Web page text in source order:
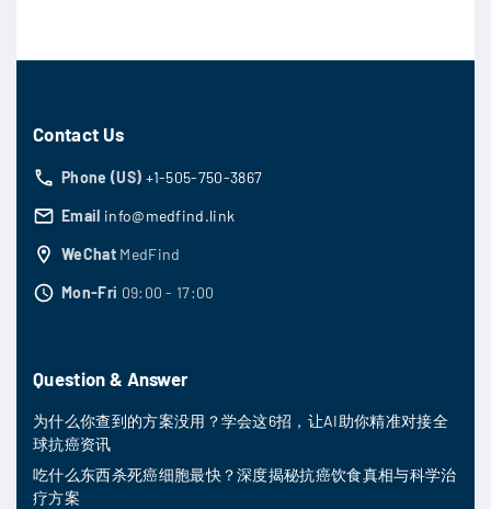
Contact Us
Phone (US) +1-505-750-3867
Email info@medfind.link
WeChat MedFind
Mon-Fri 09:00 - 17:00
Question & Answer
为什么你查到的方案没用？学会这6招，让AI助你精准对接全
球抗癌资讯
吃什么东西杀死癌细胞最快？深度揭秘抗癌饮食真相与科学治
疗方案